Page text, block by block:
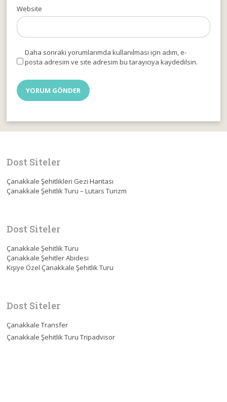
Website
Daha sonraki yorumlarımda kullanılması için adım, e-
posta adresim ve site adresim bu tarayıcıya kaydedilsin.
Dost Siteler
Çanakkale Şehitlikleri Gezi Haritası
Çanakkale Şehitlik Turu – Lutars Turizm
Dost Siteler
Çanakkale Şehitlik Turu
Çanakkale Şehitler Abidesi
Kişiye Özel Çanakkale Şehitlik Turu
Dost Siteler
Çanakkale Transfer
Çanakkale Şehitlik Turu Tripadvisor